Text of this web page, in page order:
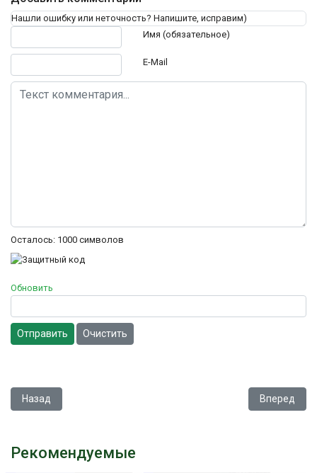
Нашли ошибку или неточность? Напишите, исправим)
Имя (обязательное)
E-Mail
Осталось: 1000 символов
Обновить
Отправить Очистить
Предыдущий: Snake Rattle 'n' Roll
Назад Вперед
Рекомендуемые